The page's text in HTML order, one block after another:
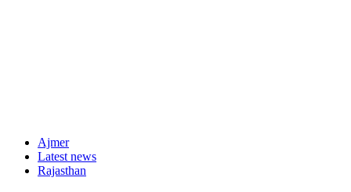
Ajmer
Latest news
Rajasthan